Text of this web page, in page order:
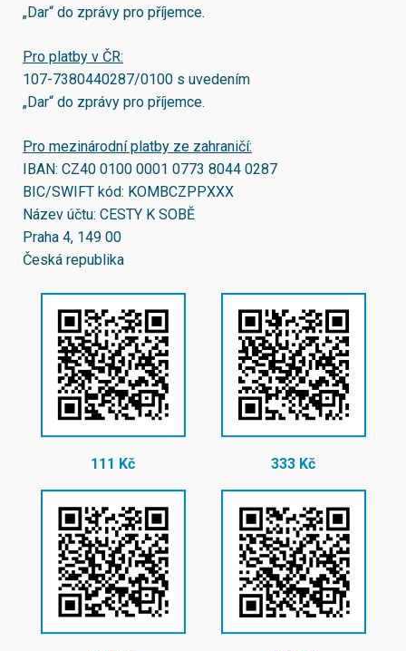
„Dar“ do zprávy pro příjemce.
Pro platby v ČR:
107-7380440287/0100 s uvedením
„Dar“ do zprávy pro příjemce.
Pro mezinárodní platby ze zahraničí:
IBAN: CZ40 0100 0001 0773 8044 0287
BIC/SWIFT kód: KOMBCZPPXXX
Název účtu: CESTY K SOBĚ
Praha 4, 149 00
Česká republika
111 Kč 333 Kč